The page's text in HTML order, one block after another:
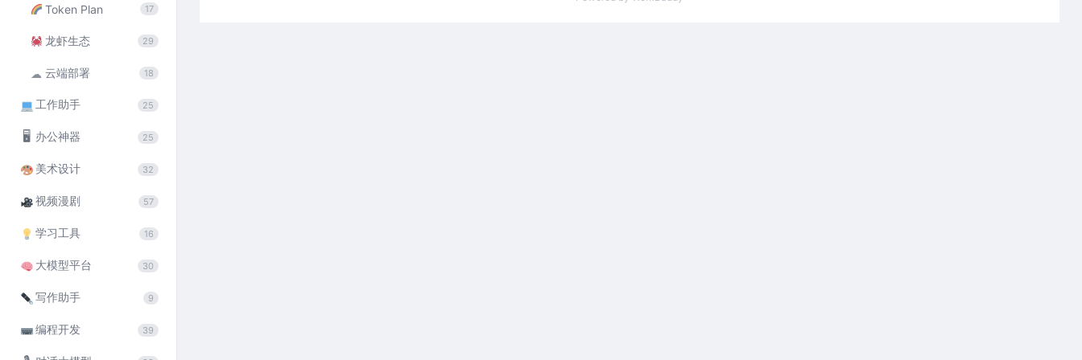
Token Plan 17
龙虾生态 29
☁ 云端部署 18
工作助手 25
🖥 办公神器 25
美术设计 32
视频漫剧 57
学习工具 16
大模型平台 30
写作助手 9
编程开发 39